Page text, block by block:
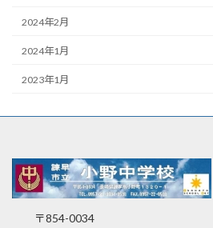
2024年2月
2024年1月
2023年1月
〒854-0034